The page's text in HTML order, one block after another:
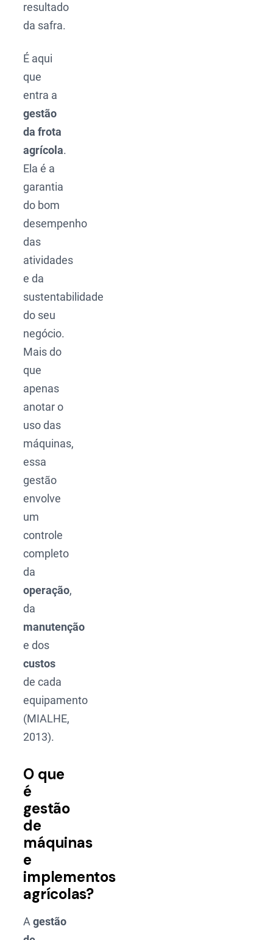
resultado
da safra.
É aqui
que
entra a
gestão
da frota
agrícola.
Ela é a
garantia
do bom
desempenho
das
atividades
e da
sustentabilidade
do seu
negócio.
Mais do
que
apenas
anotar o
uso das
máquinas,
essa
gestão
envolve
um
controle
completo
da
operação,
da
manutenção
e dos
custos
de cada
equipamento
(MIALHE,
2013).
O que
é
gestão
de
máquinas
e
implementos
agrícolas?
Agestão